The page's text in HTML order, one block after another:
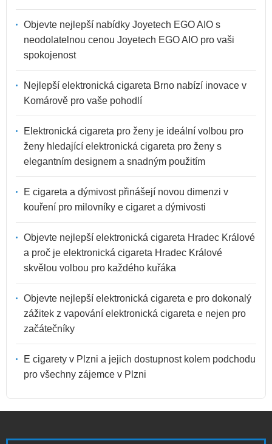
Objevte nejlepší nabídky Joyetech EGO AIO s
neodolatelnou cenou Joyetech EGO AIO pro vaši
spokojenost
Nejlepší elektronická cigareta Brno nabízí inovace v
Komárově pro vaše pohodlí
Elektronická cigareta pro ženy je ideální volbou pro
ženy hledající elektronická cigareta pro ženy s
elegantním designem a snadným použitím
E cigareta a dýmivost přinášejí novou dimenzi v
kouření pro milovníky e cigaret a dýmivosti
Objevte nejlepší elektronická cigareta Hradec Králové
a proč je elektronická cigareta Hradec Králové
skvělou volbou pro každého kuřáka
Objevte nejlepší elektronická cigareta e pro dokonalý
zážitek z vapování elektronická cigareta e nejen pro
začátečníky
E cigarety v Plzni a jejich dostupnost kolem podchodu
pro všechny zájemce v Plzni